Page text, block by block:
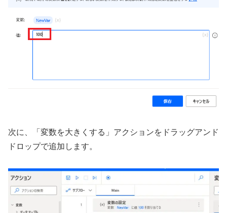
次に、「変数を大きくする」アクションをドラッグアンド
ドロップで追加します。